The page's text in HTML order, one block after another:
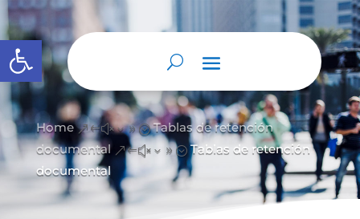
Abrir barra de herramientas
Home &#x39; Tablas de retención
documental &#x39; Tablas de retención
documental